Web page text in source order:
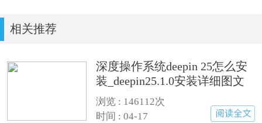
相关推荐
深度操作系统deepin 25怎么安
装_deepin25.1.0安装详细图文
步骤
浏览 : 146112次
时间 : 04-17